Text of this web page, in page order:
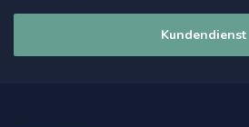
Kundendienst